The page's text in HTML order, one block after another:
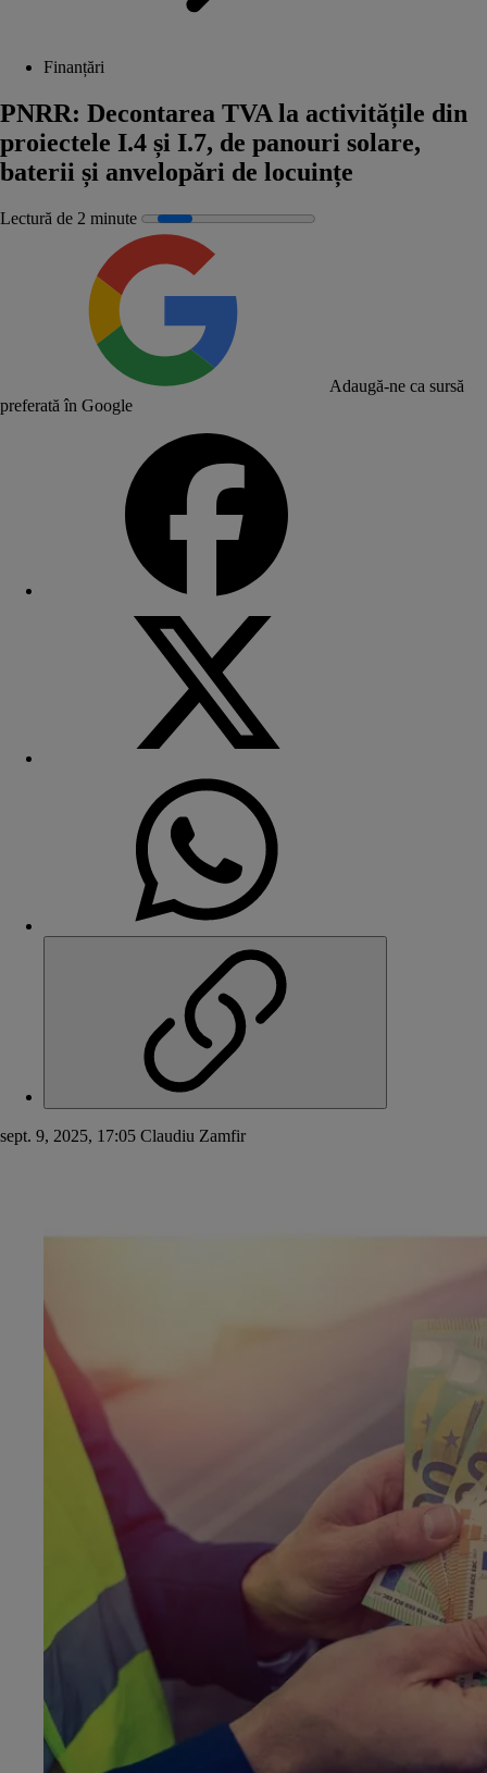
Finanțări
PNRR: Decontarea TVA la activitățile din
proiectele I.4 și I.7, de panouri solare,
baterii și anvelopări de locuințe
Lectură de 2 minute
Adaugă-ne ca sursă
preferată în Google
sept. 9, 2025, 17:05 Claudiu Zamfir